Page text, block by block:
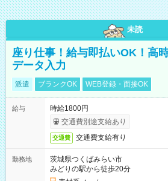
未読
座り仕事！給与即払いOK！高
データ入力
派遣 ブランクOK WEB登録・面接OK
給与
時給1800円
交通費別途支給あり
交通費 交通費支給有り
勤務地
茨城県つくばみらい市
みどりの駅から徒歩20分